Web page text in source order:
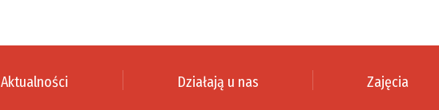
Aktualności Działają u nas Zajęcia